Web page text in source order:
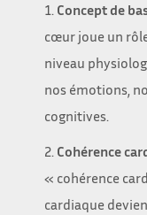
Concept de
cœur joue un
niveau
nos émotions,
cognitives.
Cohérence
« cohérence
cardiaque